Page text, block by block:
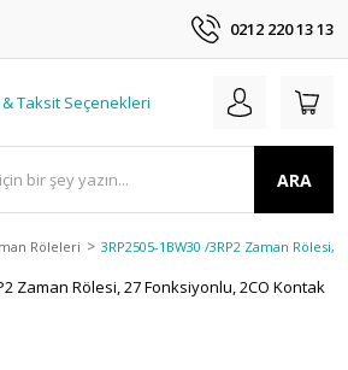
0212 220 13 13
ARA
Röleleri 3RP2505-1BW30 /3RP2 Zaman Rölesi,